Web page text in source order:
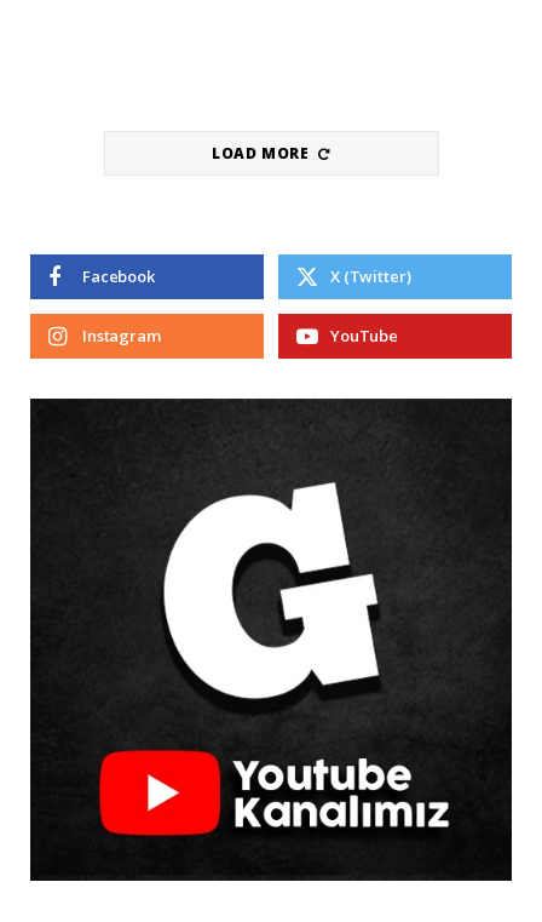
LOAD MORE
Facebook X (Twitter)
Instagram YouTube